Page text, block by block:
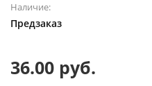
Наличие:
Предзаказ
36.00 руб.